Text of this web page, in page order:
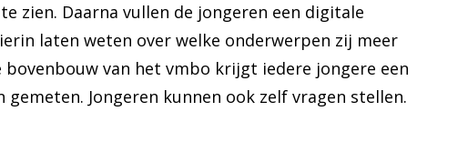
zien. Daarna vullen de jongeren een digitale
laten weten over welke onderwerpen zij meer
van het vmbo krijgt iedere jongere een
Jongeren kunnen ook zelf vragen stellen.